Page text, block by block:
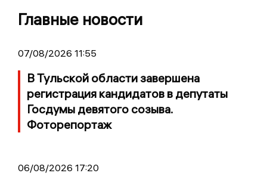
Главные новости
07/08/2026 11:55
В Тульской области завершена
регистрация кандидатов в депутаты
Госдумы девятого созыва.
Фоторепортаж
06/08/2026 17:20